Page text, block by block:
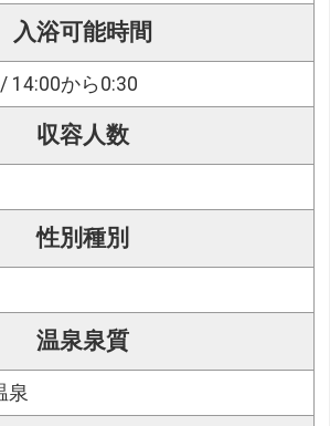
入浴可能時間
14:00から0:30
収容人数
性別種別
温泉泉質
泉